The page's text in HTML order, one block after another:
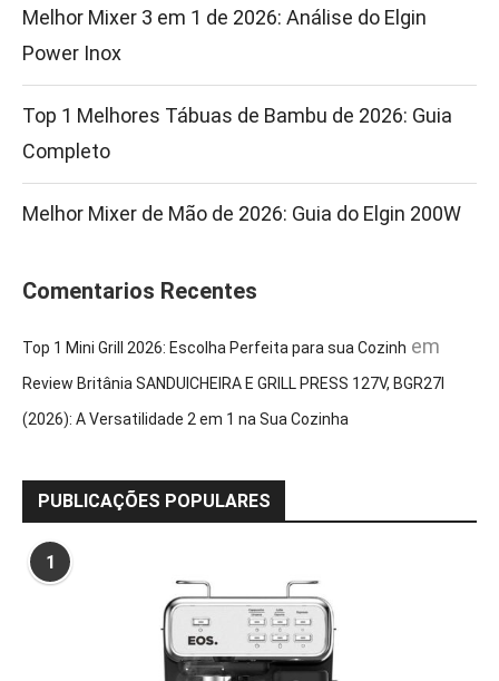
Melhor Mixer 3 em 1 de 2026: Análise do Elgin
Power Inox
Top 1 Melhores Tábuas de Bambu de 2026: Guia
Completo
Melhor Mixer de Mão de 2026: Guia do Elgin 200W
Comentarios Recentes
Top 1 Mini Grill 2026: Escolha Perfeita para sua Cozinh em
Review Britânia SANDUICHEIRA E GRILL PRESS 127V, BGR27I
(2026): A Versatilidade 2 em 1 na Sua Cozinha
PUBLICAÇÕES POPULARES
1